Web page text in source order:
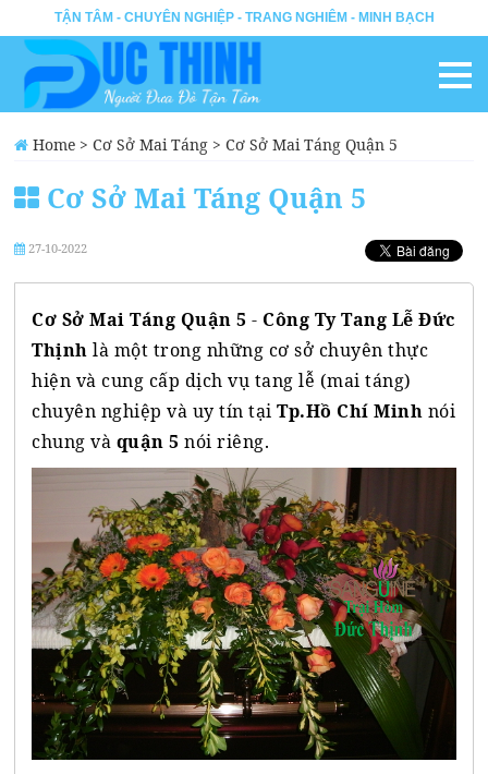
TẬN TÂM - CHUYÊN NGHIỆP - TRANG NGHIÊM - MINH BẠCH
Home >Cơ Sở Mai Táng >Cơ Sở Mai Táng Quận 5
Cơ Sở Mai Táng Quận 5
27-10-2022
Cơ Sở Mai Táng Quận 5 - Công Ty Tang Lễ Đức
Thịnh là một trong những cơ sở chuyên thực
hiện và cung cấp dịch vụ tang lễ (mai táng)
chuyên nghiệp và uy tín tạiTp.Hồ Chí Minh nói
chung và quận 5 nói riêng.